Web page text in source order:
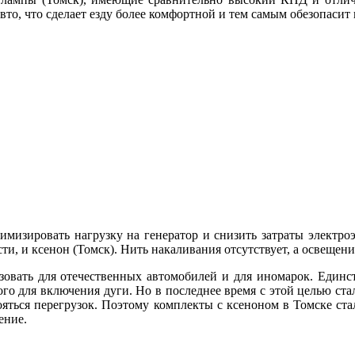
что сделает езду более комфортной и тем самым
нагрузку на генератор и снизить затраты
и ксенон (Томск). Нить накаливания отсутствует, а
для отечественных автомобилей и для иномарок.
для включения дуги. Но в последнее время с этой целью
перегрузок. Поэтому комплекты с ксеноном в Томске